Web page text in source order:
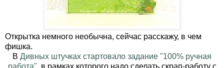
Открытка немного необычна, сейчас расскажу, в чем
фишка.
В Дивных штучках стартовало задание "100% ручная
работа", в рамках которого надо сделать скрап-работу с